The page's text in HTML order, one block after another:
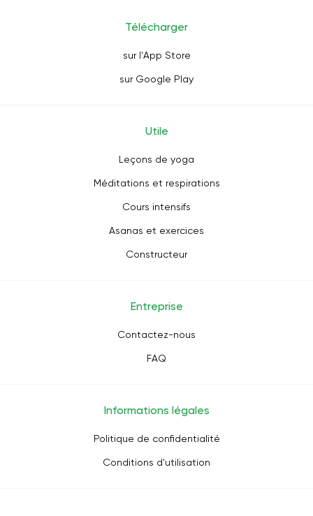
Télécharger
sur l'App Store
sur Google Play
Utile
Leçons de yoga
Méditations et respirations
Cours intensifs
Asanas et exercices
Constructeur
Entreprise
Contactez-nous
FAQ
Informations légales
Politique de confidentialité
Conditions d'utilisation